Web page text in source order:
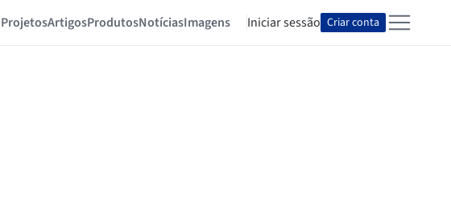
ProjetosArtigosProdutosNotíciasImagens Iniciar sessão Criar conta